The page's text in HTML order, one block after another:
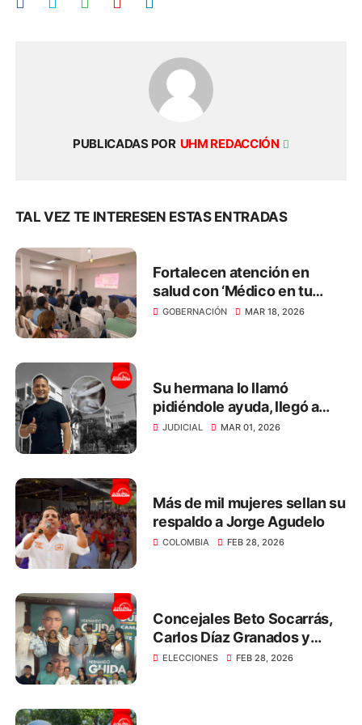
PUBLICADAS POR UHM REDACCIÓN
TAL VEZ TE INTERESEN ESTAS ENTRADAS
Fortalecen atención en
salud con ‘Médico en tu
Casa’ en el Magdalena
GOBERNACIÓN MAR 18, 2026
Su hermana lo llamó
pidiéndole ayuda, llegó a
defenderla y le incrustaron
JUDICIAL MAR 01, 2026
Más de mil mujeres sellan su
respaldo a Jorge Agudelo
COLOMBIA FEB 28, 2026
Concejales Beto Socarrás,
Carlos Díaz Granados y
Nelly Gómez respaldan a
ELECCIONES FEB 28, 2026